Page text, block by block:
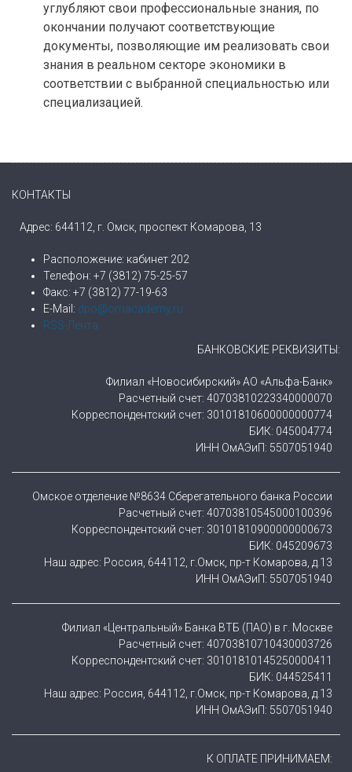
углубляют свои профессиональные знания, по
окончании получают соответствующие
документы, позволяющие им реализовать свои
знания в реальном секторе экономики в
соответствии с выбранной специальностью или
специализацией.
КОНТАКТЫ
Адрес: 644112, г. Омск, проспект Комарова, 13
Расположение: кабинет 202
Телефон: +7 (3812) 75-25-57
Факс: +7 (3812) 77-19-63
E-Mail: dpo@omacademy.ru
RSS-Лента
БАНКОВСКИЕ РЕКВИЗИТЫ:
Филиал «Новосибирский» АО «Альфа-Банк»
Расчетный счет: 40703810223340000070
Корреспондентский счет: 30101810600000000774
БИК: 045004774
ИНН ОмАЭиП: 5507051940
Омское отделение №8634 Сберегательного банка России
Расчетный счет: 40703810545000100396
Корреспондентский счет: 30101810900000000673
БИК: 045209673
Наш адрес: Россия, 644112, г.Омск, пр-т Комарова, д.13
ИНН ОмАЭиП: 5507051940
Филиал «Центральный» Банка ВТБ (ПАО) в г. Москве
Расчетный счет: 40703810710430003726
Корреспондентский счет: 30101810145250000411
БИК: 044525411
Наш адрес: Россия, 644112, г.Омск, пр-т Комарова, д.13
ИНН ОмАЭиП: 5507051940
К ОПЛАТЕ ПРИНИМАЕМ: